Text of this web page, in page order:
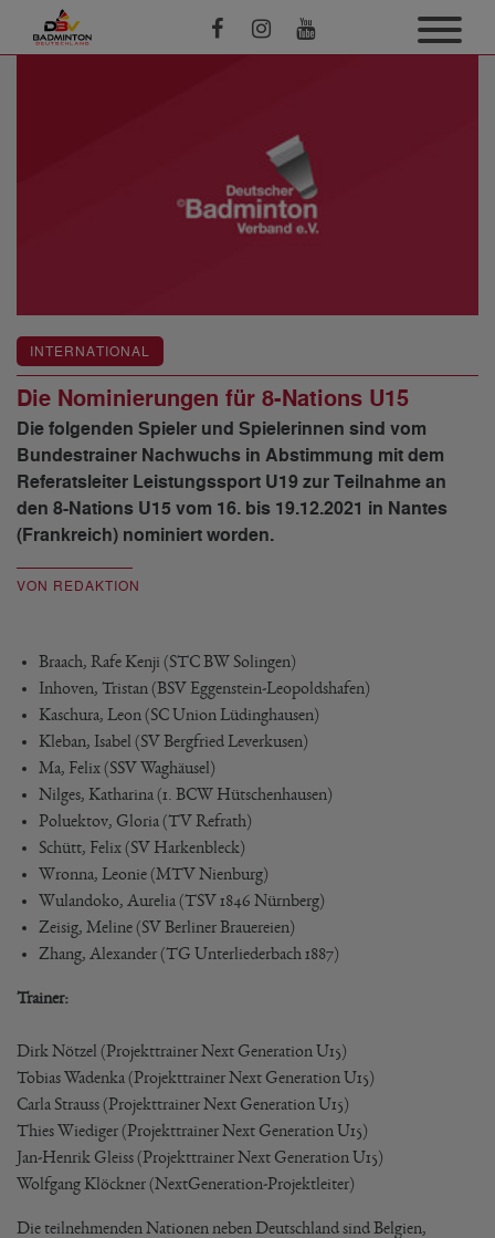
INTERNATIONAL
Die Nominierungen für 8-Nations U15
Die folgenden Spieler und Spielerinnen sind vom
Bundestrainer Nachwuchs in Abstimmung mit dem
Referatsleiter Leistungssport U19 zur Teilnahme an
den 8-Nations U15 vom 16. bis 19.12.2021 in Nantes
(Frankreich) nominiert worden.
VON REDAKTION
Braach, Rafe Kenji (STC BW Solingen)
Inhoven, Tristan (BSV Eggenstein-Leopoldshafen)
Kaschura, Leon (SC Union Lüdinghausen)
Kleban, Isabel (SV Bergfried Leverkusen)
Ma, Felix (SSV Waghäusel)
Nilges, Katharina (1. BCW Hütschenhausen)
Poluektov, Gloria (TV Refrath)
Schütt, Felix (SV Harkenbleck)
Wronna, Leonie (MTV Nienburg)
Wulandoko, Aurelia (TSV 1846 Nürnberg)
Zeisig, Meline (SV Berliner Brauereien)
Zhang, Alexander (TG Unterliederbach 1887)
Trainer:
Dirk Nötzel (Projekttrainer Next Generation U15)
Tobias Wadenka (Projekttrainer Next Generation U15)
Carla Strauss (Projekttrainer Next Generation U15)
Thies Wiediger (Projekttrainer Next Generation U15)
Jan-Henrik Gleiss (Projekttrainer Next Generation U15)
Wolfgang Klöckner (NextGeneration-Projektleiter)
Die teilnehmenden Nationen neben Deutschland sind Belgien,